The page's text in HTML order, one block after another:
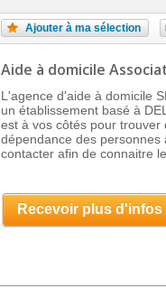
Ajouter à ma sélection
Aide à domicile
L'agence d'aide à domicile
un établissement basé à
est à vos côtés pour trouver
dépendance des
contacter afin de connaitre
Recevoir plus d'infos